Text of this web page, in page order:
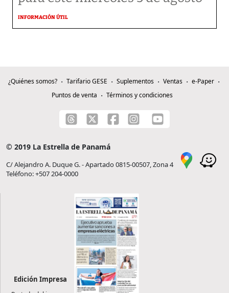
INFORMACIÓN ÚTIL
¿Quiénes somos? Tarifario GESE Suplementos Ventas
e-Paper
Puntos de venta
Términos y condiciones
© 2019 La Estrella de Panamá
C/ Alejandro A. Duque G. - Apartado 0815-00507, Zona 4
Teléfono: +507 204-0000
Edición Impresa